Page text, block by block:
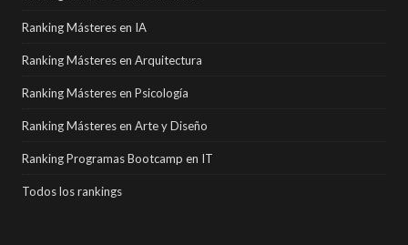
Ranking Másteres en IA
Ranking Másteres en Arquitectura
Ranking Másteres en Psicología
Ranking Másteres en Arte y Diseño
Ranking Programas Bootcamp en IT
Todos los rankings